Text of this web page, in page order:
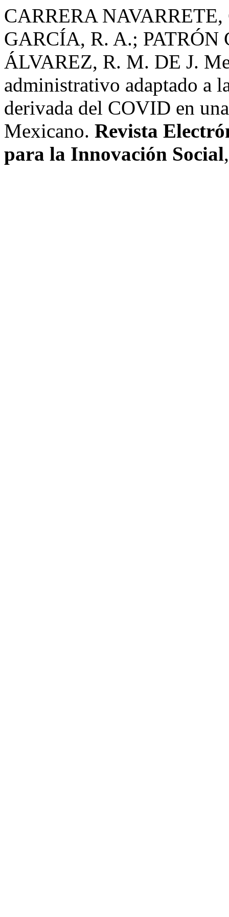
CARRERA
GARCÍA, R. A.; PATRÓN
ÁLVAREZ, R. M. DE J.
administrativo adaptado a
derivada del COVID en
Mexicano. Revista
para la Innovación Social